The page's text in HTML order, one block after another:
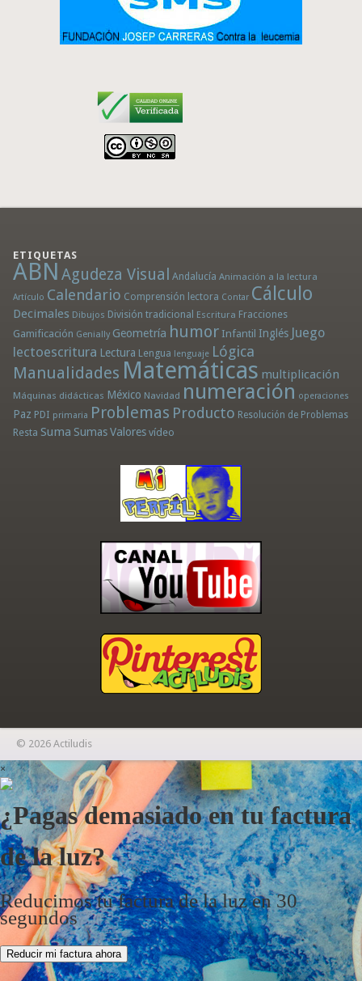
ETIQUETAS
ABN Agudeza Visual Andalucía Animación a la lectura
Artículo Calendario Comprensión lectora Contar Cálculo
Decimales Dibujos División tradicional Escritura Fracciones
Gamificación Genially Geometría humor Infantil Inglés Juego
lectoescritura Lectura Lengua lenguaje Lógica
Manualidades Matemáticas multiplicación
Máquinas didácticas México Navidad numeración operaciones
Paz PDI primaria Problemas Producto Resolución de Problemas
Resta Suma Sumas Valores vídeo
© 2026 Actiludis
×
¿Pagas demasiado en tu factura
de la luz?
Reducimos tu factura de la luz en 30
segundos
Reducir mi factura ahora